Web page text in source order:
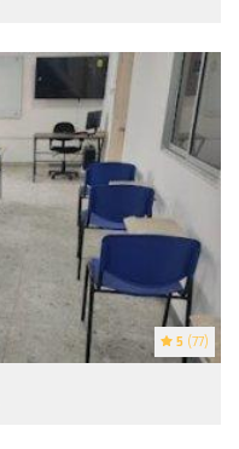
5 (77)